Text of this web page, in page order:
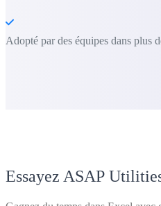
Adopté par des équipes dans plus
Essayez ASAP